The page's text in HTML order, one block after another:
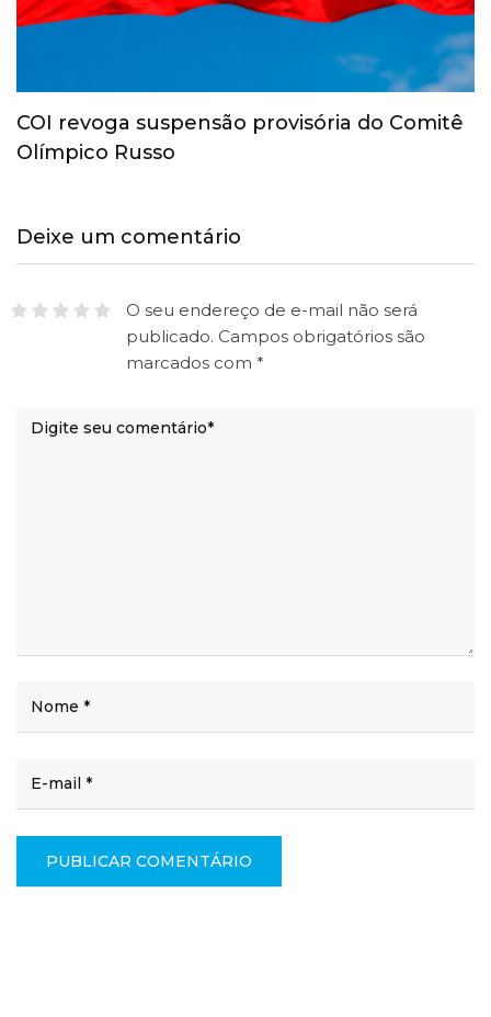
COI revoga suspensão provisória do Comitê
Olímpico Russo
Deixe um comentário
O seu endereço de e-mail não será
publicado. Campos obrigatórios são
marcados com *